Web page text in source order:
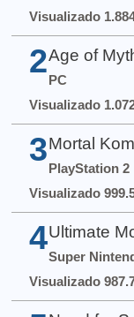
Visualizado
2 Age of
PC
Visualizado
3 Mortal
PlayStation 2
Visualizado
4 Ultimate
Super
Visualizado